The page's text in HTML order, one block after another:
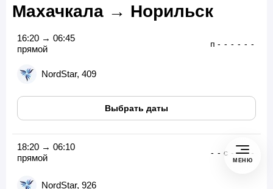
Махачкала → Норильск
16:20 → 06:45
прямой
NordStar, 409
п - - - - - -
Выбрать даты
18:20 → 06:10
прямой
NordStar, 926
- - с - - - -
МЕНЮ